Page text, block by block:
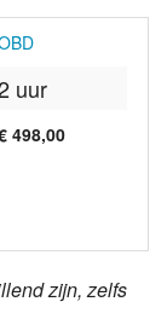
uur
498,00
zijn, zelfs